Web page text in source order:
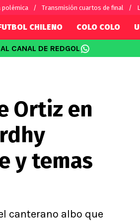
polémica Transmisión cuartos de final
Argentino
Brasileño
Conference
Ligue 1
La Liga
Bundesliga
CHILENO COLO COLO
CANAL DE REDGOL
Ortiz en
y temas
canterano albo que